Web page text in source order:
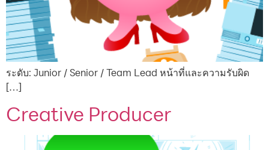
ระดับ: Junior / Senior / Team Lead หน้าที่และความรับผิด
[…]
Creative Producer